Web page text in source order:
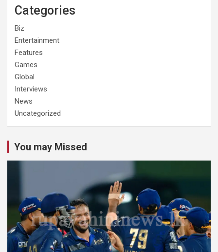
Categories
Biz
Entertainment
Features
Games
Global
Interviews
News
Uncategorized
You may Missed